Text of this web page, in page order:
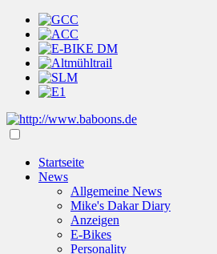
Startseite
News
Allgemeine News
Mike's Dakar Diary
Anzeigen
E-Bikes
Personality